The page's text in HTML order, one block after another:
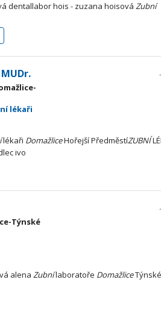
dentallabor hois - zuzana hoisová Zubní
MUDr.
lékaři
lékaři DomažliceHořejší PředměstíZUBNÍ
ivo
Týnské
alena Zubnílaboratoře DomažliceTýnské